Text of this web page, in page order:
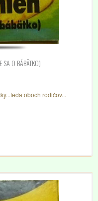
O BÁBÄTKO)
oboch rodičov...